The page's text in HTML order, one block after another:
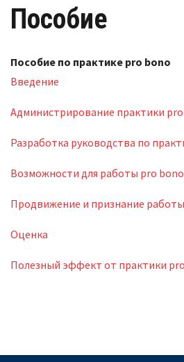
Пособие
Пособие по практике pro bono
Введение
Администрирование практики
Разработка руководства по
Возможности для работы pro bono
Продвижение и признание
Оценка
Полезный эффект от практики